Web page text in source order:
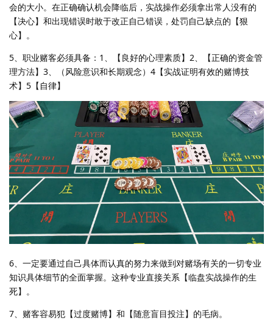
会的大小。在正确确认机会降临后，实战操作必须拿出常人没有的
【决心】和出现错误时敢于改正自己错误，处罚自己缺点的【狠
心】。
5、职业赌客必须具备：1、【良好的心理素质】2、【正确的资金管
理方法】3、（风险意识和长期观念）4【实战证明有效的赌博技
术】5【自律】
6、一定要通过自己具体而认真的努力来做到对赌场有关的一切专业
知识具体细节的全面掌握。这种专业直接关系【临盘实战操作的生
死】。
7、赌客容易犯【过度赌博】和【随意盲目投注】的毛病。